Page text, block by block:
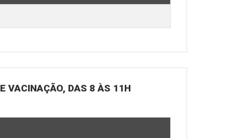
VACINAÇÃO, DAS 8 ÀS 11H